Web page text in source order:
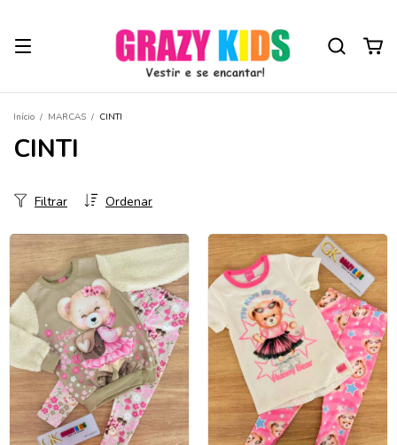
Início / MARCAS / CINTI
CINTI
Ordenar
Filtrar